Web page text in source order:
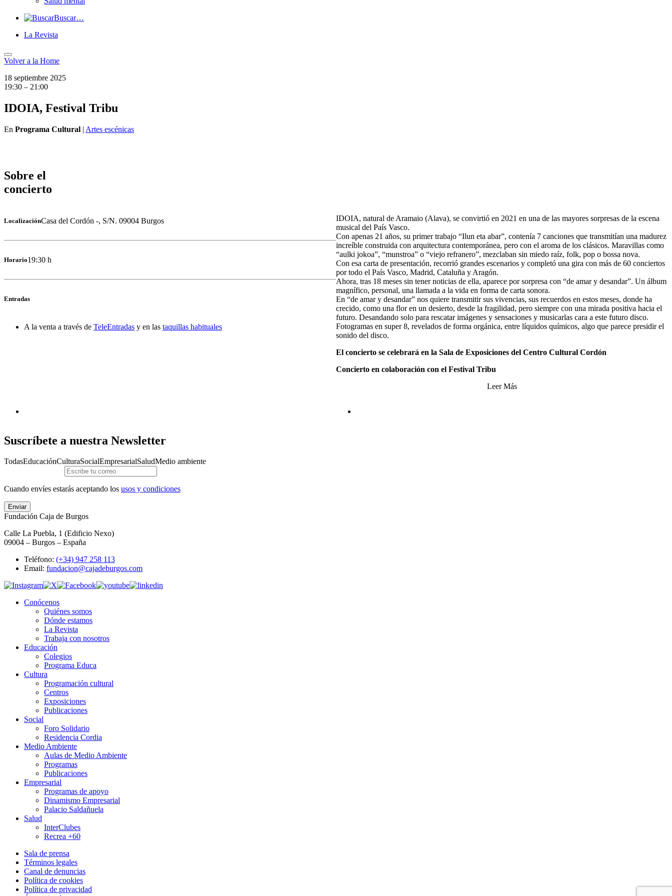
Buscar…
La Revista
Volver a la Home
18 septiembre 2025
19:30 – 21:00
IDOIA, Festival Tribu
En Programa Cultural | Artes escénicas
Sobre el
concierto
LocalizaciónCasa del Cordón -, S/N. 09004 Burgos
Horario19:30 h
Entradas
A la venta a través de TeleEntradas y en las taquillas habituales
IDOIA, natural de Aramaio (Alava), se convirtió en 2021 en una de las mayores sorpresas de la escena
musical del País Vasco.
Con apenas 21 años, su primer trabajo “Ilun eta abar”, contenía 7 canciones que transmitían una madurez
increíble construida con arquitectura contemporánea, pero con el aroma de los clásicos. Maravillas como
“aulki jokoa”, “munstroa” o “viejo refranero”, mezclaban sin miedo raíz, folk, pop o bossa nova.
Con esa carta de presentación, recorrió grandes escenarios y completó una gira con más de 60 conciertos
por todo el País Vasco, Madrid, Cataluña y Aragón.
Ahora, tras 18 meses sin tener noticias de ella, aparece por sorpresa con “de amar y desandar”. Un álbum
magnífico, personal, una llamada a la vida en forma de carta sonora.
En “de amar y desandar” nos quiere transmitir sus vivencias, sus recuerdos en estos meses, donde ha
crecido, como una flor en un desierto, desde la fragilidad, pero siempre con una mirada positiva hacia el
futuro. Desandando solo para rescatar imágenes y sensaciones y musicarlas cara a este futuro disco.
Fotogramas en super 8, revelados de forma orgánica, entre líquidos químicos, algo que parece presidir el
sonido del disco.
El concierto se celebrará en la Sala de Exposiciones del Centro Cultural Cordón
Concierto en colaboración con el Festival Tribu
Leer Más
Suscríbete a nuestra Newsletter
TodasEducaciónCulturaSocialEmpresarialSaludMedio ambiente
Cuando envíes estarás aceptando los usos y condiciones
Enviar
Fundación Caja de Burgos
Calle La Puebla, 1 (Edificio Nexo)
09004 – Burgos – España
Teléfono: (+34) 947 258 113
Email: fundacion@cajadeburgos.com
Conócenos
Quiénes somos
Dónde estamos
La Revista
Trabaja con nosotros
Educación
Colegios
Programa Educa
Cultura
Programación cultural
Centros
Exposiciones
Publicaciones
Social
Foro Solidario
Residencia Cordia
Medio Ambiente
Aulas de Medio Ambiente
Programas
Publicaciones
Empresarial
Programas de apoyo
Dinamismo Empresarial
Palacio Saldañuela
Salud
InterClubes
Recrea +60
Sala de prensa
Términos legales
Canal de denuncias
Política de cookies
Política de privacidad